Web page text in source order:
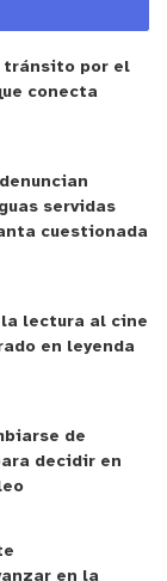
tránsito por el
conecta
servidas
cuestionada
la lectura al cine
en leyenda
de
decidir en
en la